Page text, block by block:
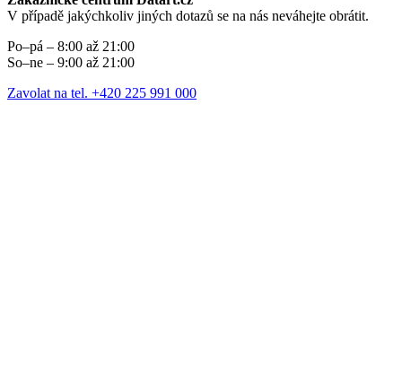
V případě jakýchkoliv jiných dotazů se na nás neváhejte obrátit.
Po–pá – 8:00 až 21:00
So–ne – 9:00 až 21:00
Zavolat na tel. +420 225 991 000